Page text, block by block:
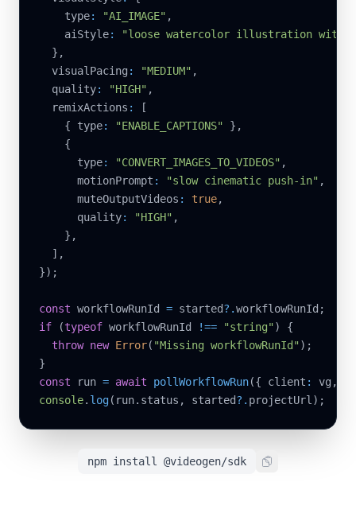
    type
: "AI_IMAGE" ,
    aiStyle
:
"loose watercolor illustration with
} ,
  visualPacing
: "MEDIUM" ,
  quality
: "HIGH" ,
  remixActions
:
[
{ type: "ENABLE_CAPTIONS" } ,
{
      type
: "CONVERT_IMAGES_TO_VIDEOS" ,
      motionPrompt
: "slow cinematic push-in" ,
      muteOutputVideos
: true,
      quality
: "HIGH" ,
} ,
] ,
}) ;
const workflowRunId = started?.workflowRunId ;
if
(typeof workflowRunId !== "string")
{
throw new Error( "Missing workflowRunId") ;
}
const run = await pollWorkflowRun({ client : vg ,
console. log( run. status , started?. projectUrl ) ;
npm install @videogen/sdk